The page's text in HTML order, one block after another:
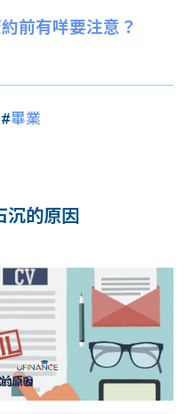
前有咩要注意？
#畢業
沉的原因